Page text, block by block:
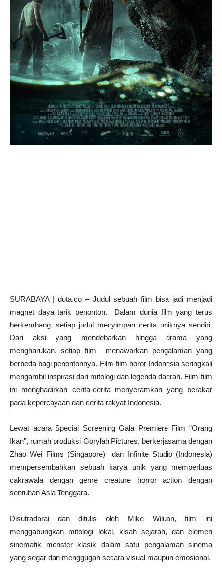
SURABAYA | duta.co – Judul sebuah film bisa jadi menjadi
magnet daya tarik penonton. Dalam dunia film yang terus
berkembang, setiap judul menyimpan cerita uniknya sendiri.
Dari aksi yang mendebarkan hingga drama yang
mengharukan, setiap film menawarkan pengalaman yang
berbeda bagi penontonnya. Film-film horor Indonesia seringkali
mengambil inspirasi dari mitologi dan legenda daerah. Film-film
ini menghadirkan cerita-cerita menyeramkan yang berakar
pada kepercayaan dan cerita rakyat Indonesia.
Lewat acara Special Screening Gala Premiere Film “Orang
Ikan”, rumah produksi Gorylah Pictures, berkerjasama dengan
Zhao Wei Films (Singapore) dan Infinite Studio (Indonesia)
mempersembahkan sebuah karya unik yang memperluas
cakrawala dengan genre creature horror action dengan
sentuhan Asia Tenggara.
Disutradarai dan ditulis oleh Mike Wiluan, film ini
menggabungkan mitologi lokal, kisah sejarah, dan elemen
sinematik monster klasik dalam satu pengalaman sinema
yang segar dan menggugah secara visual maupun emosional.